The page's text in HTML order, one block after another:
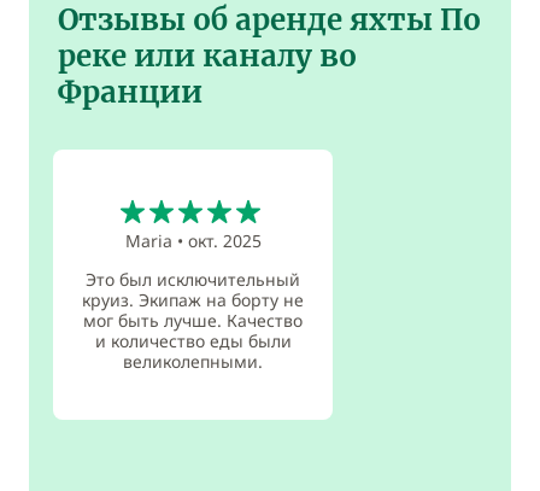
Отзывы об аренде яхты По
реке или каналу во
Франции
Maria • окт. 2025
Это был исключительный
круиз. Экипаж на борту не
мог быть лучше. Качество
и количество еды были
великолепными.